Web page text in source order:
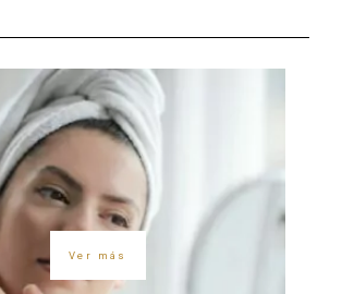
Ver más